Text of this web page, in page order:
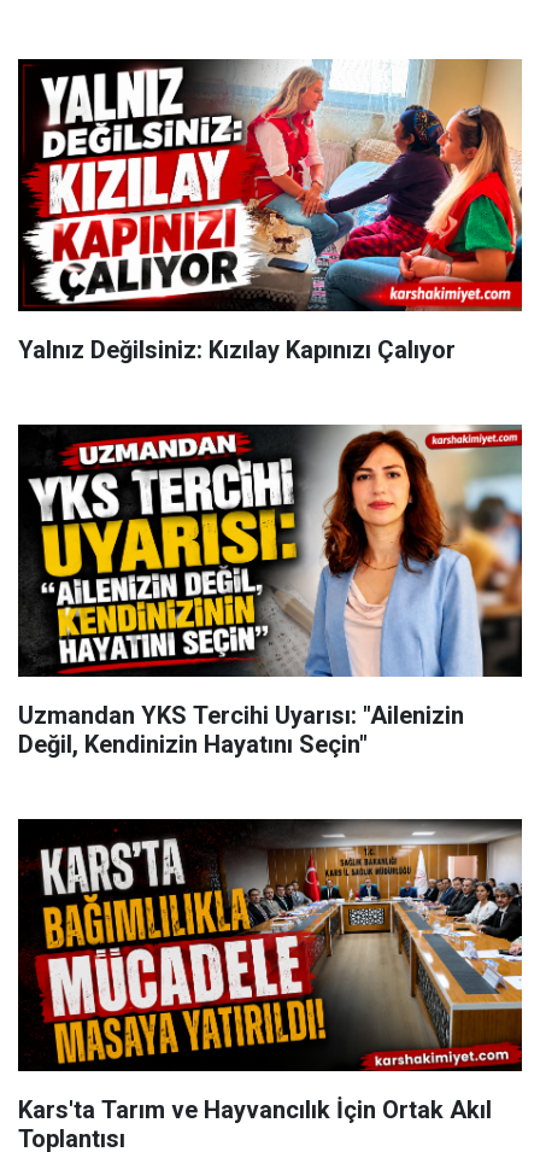
Yalnız Değilsiniz: Kızılay Kapınızı Çalıyor
Uzmandan YKS Tercihi Uyarısı: "Ailenizin
Değil, Kendinizin Hayatını Seçin"
Kars'ta Tarım ve Hayvancılık İçin Ortak Akıl
Toplantısı